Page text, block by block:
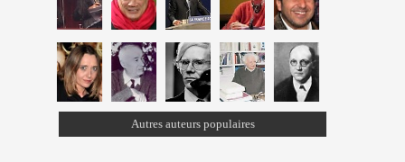
Autres auteurs populaires